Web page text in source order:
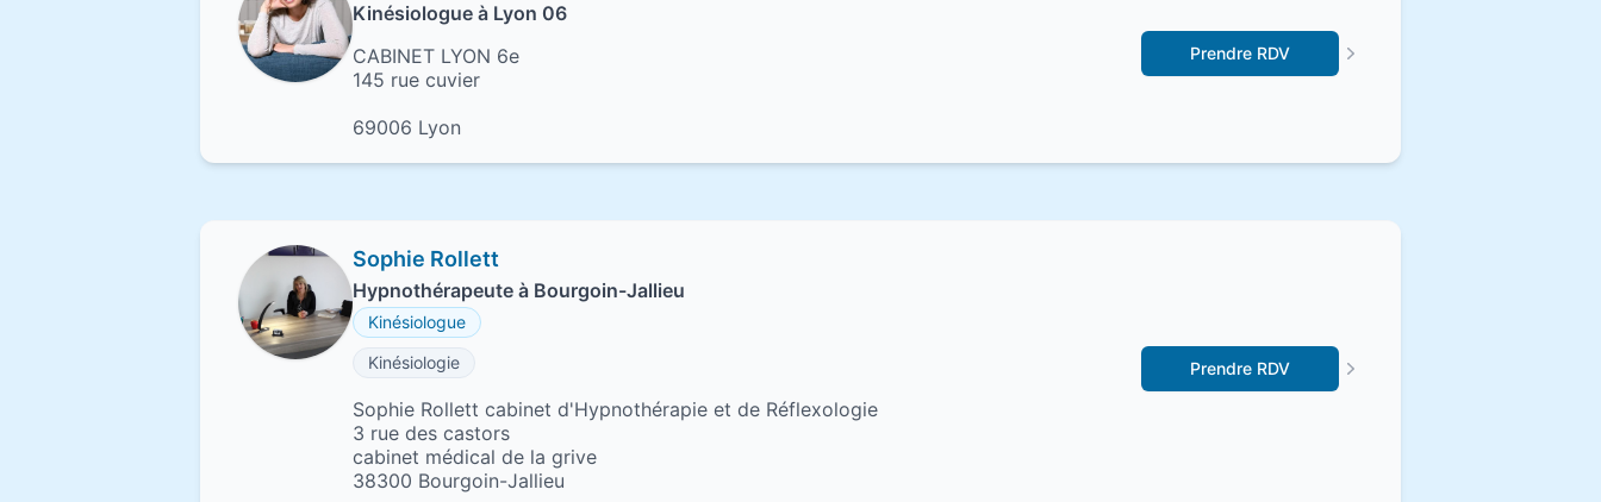
Kinésiologue à Lyon 06
CABINET LYON 6e
145 rue cuvier
69006 Lyon
Prendre RDV
Sophie Rollett
Hypnothérapeute à Bourgoin-Jallieu
Kinésiologue
Kinésiologie
Sophie Rollett cabinet d'Hypnothérapie et de Réflexologie
3 rue des castors
cabinet médical de la grive
38300 Bourgoin-Jallieu
Prendre RDV